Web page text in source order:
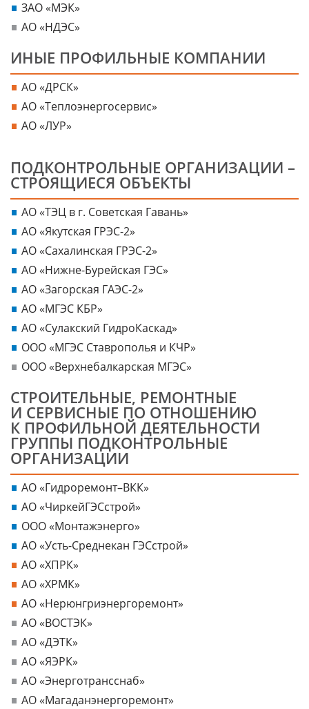
ЗАО «МЭК»
АО «НДЭС»
ИНЫЕ ПРОФИЛЬНЫЕ КОМПАНИИ
АО «ДРСК»
АО «Теплоэнергосервис»
АО «ЛУР»
ПОДКОНТРОЛЬНЫЕ ОРГАНИЗАЦИИ –
СТРОЯЩИЕСЯ ОБЪЕКТЫ
АО «ТЭЦ в г. Советская Гавань»
АО «Якутская ГРЭС-2»
АО «Сахалинская ГРЭС-2»
АО «Нижне-Бурейская ГЭС»
АО «Загорская ГАЭС-2»
АО «МГЭС КБР»
АО «Сулакский ГидроКаскад»
ООО «МГЭС Ставрополья и КЧР»
ООО «Верхнебалкарская МГЭС»
СТРОИТЕЛЬНЫЕ, РЕМОНТНЫЕ
И СЕРВИСНЫЕ ПО ОТНОШЕНИЮ
К ПРОФИЛЬНОЙ ДЕЯТЕЛЬНОСТИ
ГРУППЫ ПОДКОНТРОЛЬНЫЕ
ОРГАНИЗАЦИИ
АО «Гидроремонт–ВКК»
АО «ЧиркейГЭСстрой»
ООО «Монтажэнерго»
АО «Усть-Среднекан ГЭСстрой»
АО «ХПРК»
АО «ХРМК»
АО «Нерюнгриэнергоремонт»
АО «ВОСТЭК»
АО «ДЭТК»
АО «ЯЭРК»
АО «Энерготрансснаб»
АО «Магаданэнергоремонт»